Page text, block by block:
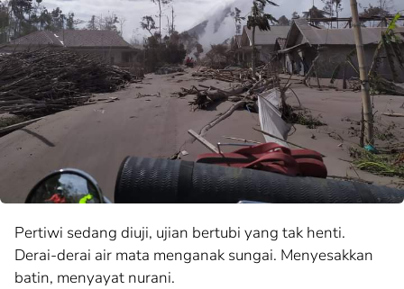
Pertiwi sedang diuji, ujian bertubi yang tak henti.
Derai-derai air mata menganak sungai. Menyesakkan
batin, menyayat nurani.